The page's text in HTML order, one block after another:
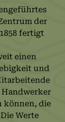
der
fertigt
einen
und
Handwerker
können, die
Werte